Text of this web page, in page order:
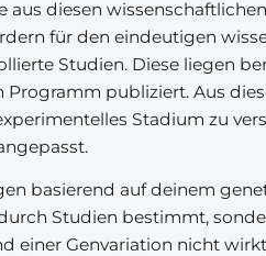
aus diesen
für den eindeutigen
Studien. Diese liegen
Programm publiziert. Aus
Stadium zu
basierend auf deinem
Studien bestimmt,
einer Genvariation nicht